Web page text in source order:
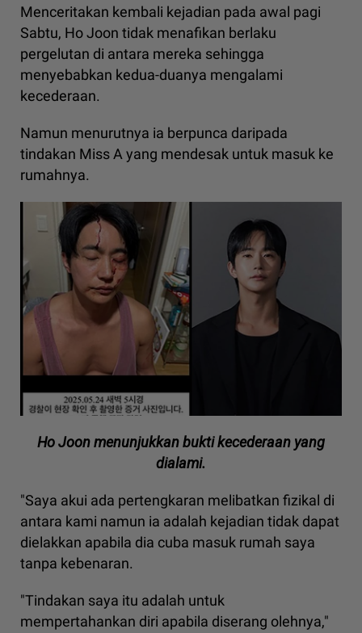
Menceritakan kembali kejadian pada awal pagi
Sabtu, Ho Joon tidak menafikan berlaku
pergelutan di antara mereka sehingga
menyebabkan kedua-duanya mengalami
kecederaan.
Namun menurutnya ia berpunca daripada
tindakan Miss A yang mendesak untuk masuk ke
rumahnya.
Ho Joon menunjukkan bukti kecederaan yang
dialami.
"Saya akui ada pertengkaran melibatkan fizikal di
antara kami namun ia adalah kejadian tidak dapat
dielakkan apabila dia cuba masuk rumah saya
tanpa kebenaran.
"Tindakan saya itu adalah untuk
mempertahankan diri apabila diserang olehnya,"